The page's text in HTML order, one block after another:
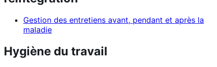
Gestion des entretiens avant, pendant et après la
maladie
Hygiène du travail